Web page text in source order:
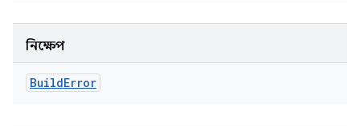
নিক্ষেপ
BuildError